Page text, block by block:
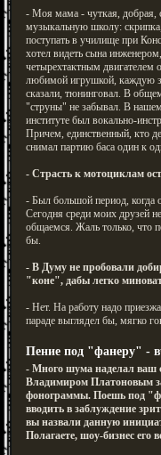
- Моя мама - чуткая, добрая,
музыкальную школу:
поступать в училище при
хотел видеть сына
четырехтактным двигателем
любимой игрушкой, каждую
сказали, тюнинговал. В
"струны" не забывал. В
институте был вокально-
Причем, единственный, кто
снимал партию баса один к
- Страсть к мотоциклам
- Был большой период, когда
Сегодня среди моих друзей
общаемся. Жаль только, что
бы.
- В Думу не пробовали
"коне", дабы легко
- Нет. На работу надо
параде выглядел бы, мягко
Пение под "фанеру" -
- Много шума наделал ваш
Владимиром Платоновым
фонограммы. Поешь под
вводить в заблуждение
вы назвали данную
Полагаете, шоу-бизнес его